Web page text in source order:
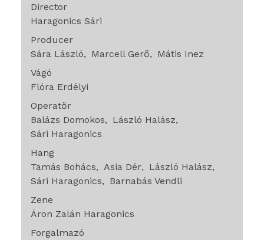
Director
Haragonics Sári
Producer
Sára László
Marcell Gerő
Mátis Inez
Vágó
Flóra Erdélyi
Operatőr
Balázs Domokos
László Halász
Sári Haragonics
Hang
Tamás Bohács
Asia Dér
László Halász
Sári Haragonics
Barnabás Vendli
Zene
Áron Zalán Haragonics
Forgalmazó